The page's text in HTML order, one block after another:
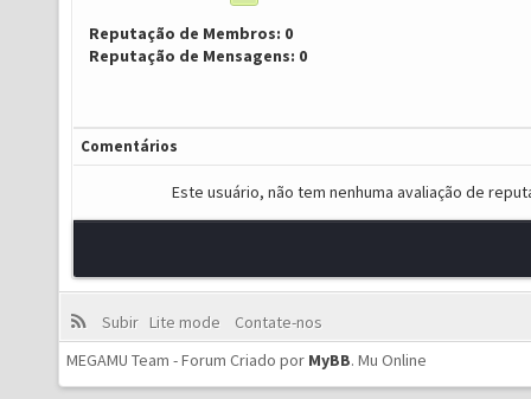
Reputação de Membros: 0
Reputação de Mensagens: 0
Comentários
Este usuário, não tem nenhuma avaliação de
Subir Lite mode
Contate-nos
MEGAMU Team - Forum Criado por MyBB. Mu Online